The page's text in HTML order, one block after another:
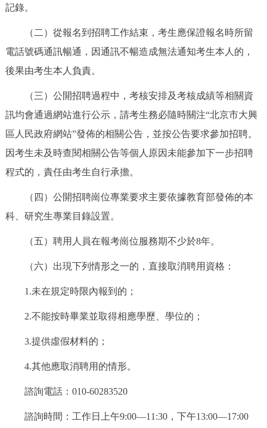
記錄。
（二）從報名到招聘工作結束，考生應保證報名時所留
電話號碼通訊暢通，因通訊不暢造成無法通知考生本人的，
後果由考生本人負責。
（三）公開招聘過程中，考核安排及考核成績等相關資
訊均會通過網站進行公示，請考生務必隨時關注“北京市大興
區人民政府網站”發佈的相關公告，並按公告要求參加招聘。
因考生未及時查閱相關公告等個人原因未能參加下一步招聘
程式的，責任由考生自行承擔。
（四）公開招聘崗位專業要求主要依據教育部發佈的本
科、研究生專業目錄設置。
（五）聘用人員在報考崗位服務期不少於8年。
（六）出現下列情形之一的，直接取消聘用資格：
1.未在規定時限內報到的；
2.不能按時畢業並取得相應學歷、學位的；
3.提供虛假材料的；
4.其他應取消聘用的情形。
諮詢電話：010-60283520
諮詢時間：工作日上午9:00—11:30，下午13:00—17:00